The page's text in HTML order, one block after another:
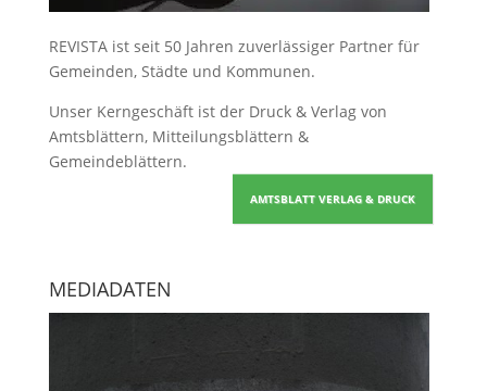
REVISTA ist seit 50 Jahren zuverlässiger Partner für
Gemeinden, Städte und Kommunen.
Unser Kerngeschäft ist der Druck & Verlag von
Amtsblättern, Mitteilungsblättern &
Gemeindeblättern.
AMTSBLATT VERLAG & DRUCK
MEDIADATEN